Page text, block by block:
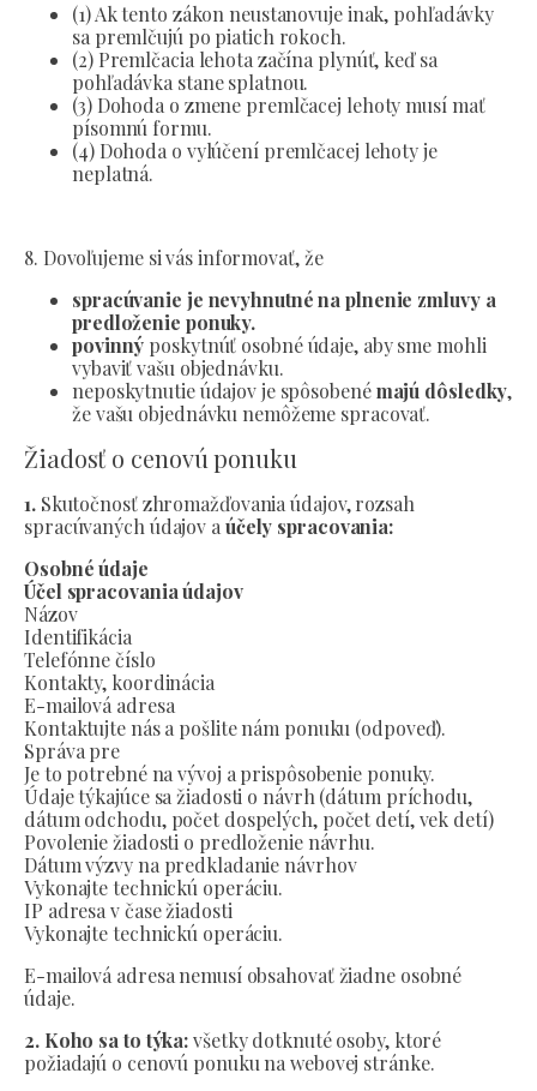
(1) Ak tento zákon neustanovuje inak, pohľadávky
sa premlčujú po piatich rokoch.
(2) Premlčacia lehota začína plynúť, keď sa
pohľadávka stane splatnou.
(3) Dohoda o zmene premlčacej lehoty musí mať
písomnú formu.
(4) Dohoda o vylúčení premlčacej lehoty je
neplatná.
8. Dovoľujeme si vás informovať, že
spracúvanie je nevyhnutné na plnenie zmluvy a
predloženie ponuky.
povinný poskytnúť osobné údaje, aby sme mohli
vybaviť vašu objednávku.
neposkytnutie údajov je spôsobenémajú dôsledky,
že vašu objednávku nemôžeme spracovať.
Žiadosť o cenovú ponuku
1.Skutočnosť zhromažďovania údajov, rozsah
spracúvaných údajov a účely spracovania:
Osobné údaje
Účel spracovania údajov
Názov
Identifikácia
Telefónne číslo
Kontakty, koordinácia
E-mailová adresa
Kontaktujte nás a pošlite nám ponuku (odpoveď).
Správa pre
Je to potrebné na vývoj a prispôsobenie ponuky.
Údaje týkajúce sa žiadosti o návrh (dátum príchodu,
dátum odchodu, počet dospelých, počet detí, vek detí)
Povolenie žiadosti o predloženie návrhu.
Dátum výzvy na predkladanie návrhov
Vykonajte technickú operáciu.
IP adresa v čase žiadosti
Vykonajte technickú operáciu.
E-mailová adresa nemusí obsahovať žiadne osobné
údaje.
2. Koho sa to týka:všetky dotknuté osoby, ktoré
požiadajú o cenovú ponuku na webovej stránke.